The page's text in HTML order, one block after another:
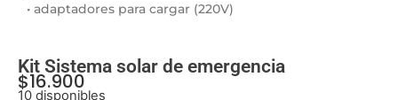
• adaptadores para cargar (220V)
Kit Sistema solar de emergencia
$16.900
10 disponibles